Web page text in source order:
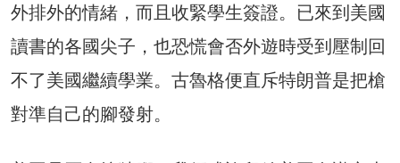
外排外的情緒，而且收緊學生簽證。已來到美國
讀書的各國尖子，也恐慌會否外遊時受到壓制回
不了美國繼續學業。古魯格便直斥特朗普是把槍
對準自己的腳發射。